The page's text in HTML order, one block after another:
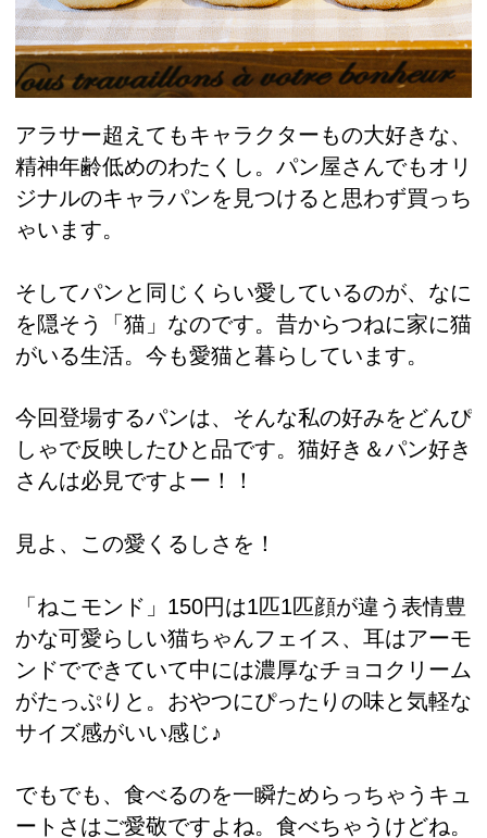
アラサー超えてもキャラクターもの大好きな、
精神年齢低めのわたくし。パン屋さんでもオリ
ジナルのキャラパンを見つけると思わず買っち
ゃいます。
そしてパンと同じくらい愛しているのが、なに
を隠そう「猫」なのです。昔からつねに家に猫
がいる生活。今も愛猫と暮らしています。
今回登場するパンは、そんな私の好みをどんぴ
しゃで反映したひと品です。猫好き＆パン好き
さんは必見ですよー！！
見よ、この愛くるしさを！
「ねこモンド」150円は1匹1匹顔が違う表情豊
かな可愛らしい猫ちゃんフェイス、耳はアーモ
ンドでできていて中には濃厚なチョコクリーム
がたっぷりと。おやつにぴったりの味と気軽な
サイズ感がいい感じ♪
でもでも、食べるのを一瞬ためらっちゃうキュ
ートさはご愛敬ですよね。食べちゃうけどね。